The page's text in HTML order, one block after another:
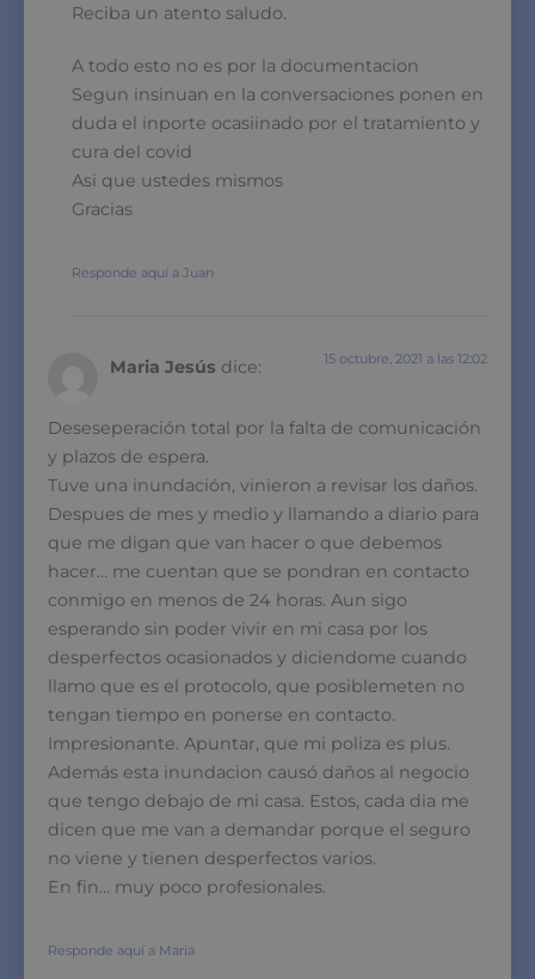
Reciba un atento saludo.
A todo esto no es por la documentacion
Segun insinuan en la conversaciones ponen en
duda el inporte ocasiinado por el tratamiento y
cura del covid
Asi que ustedes mismos
Gracias
Responde aquí a Juan
Maria Jesús dice: 15 octubre, 2021 a las 12:02
Deseseperación total por la falta de comunicación
y plazos de espera.
Tuve una inundación, vinieron a revisar los daños.
Despues de mes y medio y llamando a diario para
que me digan que van hacer o que debemos
hacer… me cuentan que se pondran en contacto
conmigo en menos de 24 horas. Aun sigo
esperando sin poder vivir en mi casa por los
desperfectos ocasionados y diciendome cuando
llamo que es el protocolo, que posiblemeten no
tengan tiempo en ponerse en contacto.
Impresionante. Apuntar, que mi poliza es plus.
Además esta inundacion causó daños al negocio
que tengo debajo de mi casa. Estos, cada dia me
dicen que me van a demandar porque el seguro
no viene y tienen desperfectos varios.
En fin… muy poco profesionales.
Responde aquí a Maria